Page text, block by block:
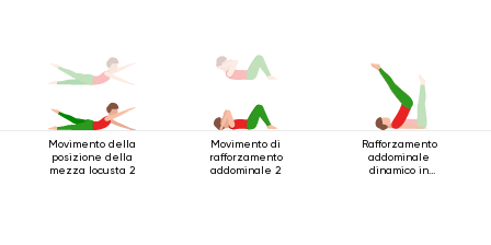
Movimento della
posizione della
mezza locusta 2
Movimento di
rafforzamento
addominale 2
Rafforzamento
addominale
dinamico in